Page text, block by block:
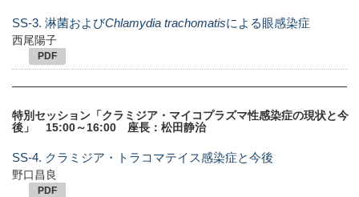
SS-3. 淋菌およびChlamydia trachomatisによる眼感染症
西尾陽子
PDF
特別セッション「クラミジア・マイコプラズマ性感染症の現状と今
後」 15:00～16:00 座長：松田静治
SS-4. クラミジア・トラコマテイス感染症と今後
野口昌良
PDF